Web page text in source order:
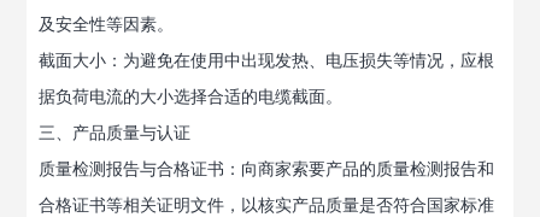
及安全性等因素。
截面大小：为避免在使用中出现发热、电压损失等情况，应根
据负荷电流的大小选择合适的电缆截面。
三、产品质量与认证
质量检测报告与合格证书：向商家索要产品的质量检测报告和
合格证书等相关证明文件，以核实产品质量是否符合国家标准